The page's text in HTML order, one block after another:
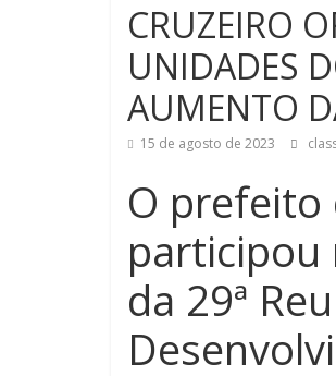
CRUZEIRO
UNIDADES
AUMENTO
15 de agosto de 2023
O prefeito
participou
da 29ª